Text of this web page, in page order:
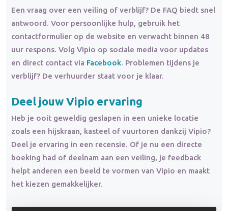
Een vraag over een veiling of verblijf? De FAQ biedt snel
antwoord. Voor persoonlijke hulp, gebruik het
contactformulier op de website en verwacht binnen 48
uur respons. Volg Vipio op sociale media voor updates
en direct contact via Facebook. Problemen tijdens je
verblijf? De verhuurder staat voor je klaar.
Deel jouw Vipio ervaring
Heb je ooit geweldig geslapen in een unieke locatie
zoals een hijskraan, kasteel of vuurtoren dankzij Vipio?
Deel je ervaring in een recensie. Of je nu een directe
boeking had of deelnam aan een veiling, je feedback
helpt anderen een beeld te vormen van Vipio en maakt
het kiezen gemakkelijker.